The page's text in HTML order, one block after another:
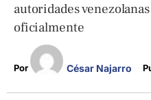
autoridades
oficialmente
Por César Najarro